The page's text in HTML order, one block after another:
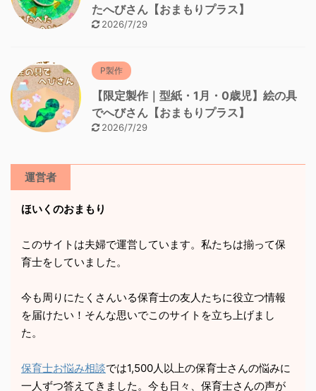
たへびさん【おまもりプラス】
2026/7/29
P製作
【限定製作｜型紙・1月・0歳児】絵の具
でへびさん【おまもりプラス】
2026/7/29
運営者
ほいくのおまもり
このサイトは夫婦で運営しています。私たちは揃って保
育士をしていました。
今も周りにたくさんいる保育士の友人たちに役立つ情報
を届けたい！そんな思いでこのサイトを立ち上げまし
た。
保育士お悩み相談では1,500人以上の保育士さんの悩みに
一人ずつ答えてきました。今も日々、保育士さんの声が